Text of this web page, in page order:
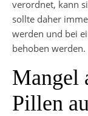
verordnet, kann
sollte daher
werden und bei
behoben werden.
Mangel
Pillen